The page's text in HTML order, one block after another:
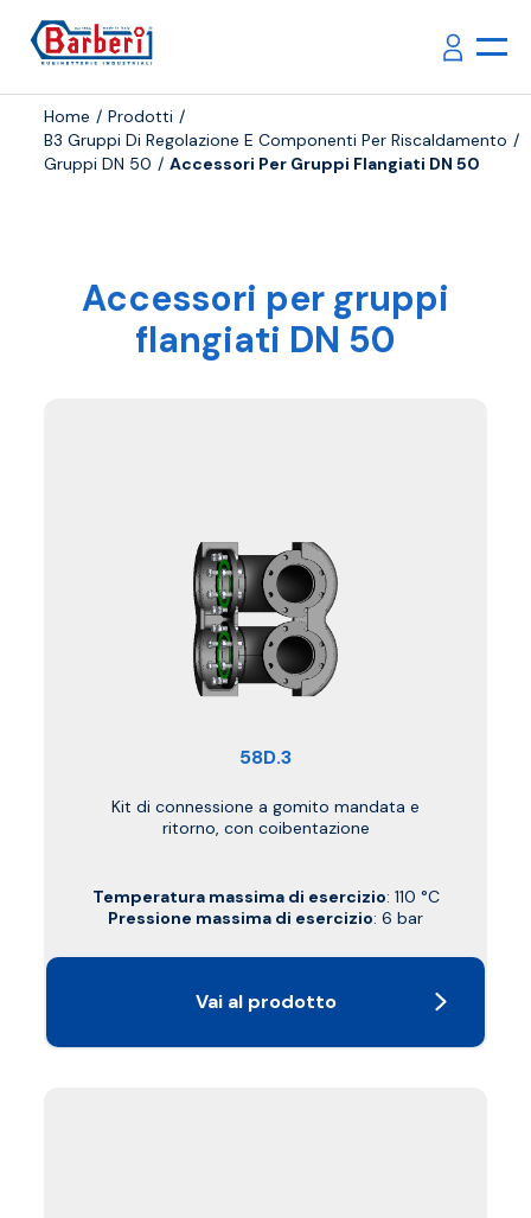
Home
Prodotti
B3 Gruppi Di Regolazione E Componenti Per Riscaldamento
Gruppi DN 50
Accessori Per Gruppi Flangiati DN 50
Accessori per gruppi
flangiati DN 50
58D.3
Kit di connessione a gomito mandata e
ritorno, con coibentazione
Temperatura massima di esercizio: 110 °C
Pressione massima di esercizio: 6 bar
Vai al prodotto